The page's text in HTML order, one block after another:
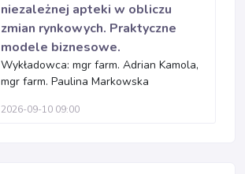
niezależnej apteki w obliczu
zmian rynkowych. Praktyczne
modele biznesowe.
Wykładowca: mgr farm. Adrian Kamola,
mgr farm. Paulina Markowska
2026-09-10 09:00